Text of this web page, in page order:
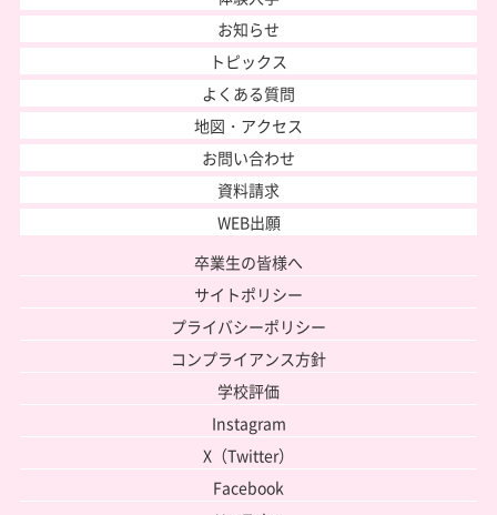
お知らせ
トピックス
よくある質問
地図・アクセス
お問い合わせ
資料請求
WEB出願
卒業生の皆様へ
サイトポリシー
プライバシーポリシー
コンプライアンス方針
学校評価
Instagram
X（Twitter）
Facebook